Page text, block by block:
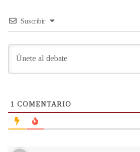
Suscribir
1 COMENTARIO